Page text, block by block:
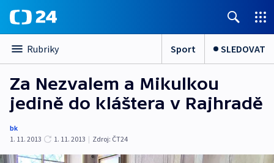
Rubriky Sport SLEDOVAT
Za Nezvalem a Mikulkou
jedině do kláštera v Rajhradě
bk
1. 11. 2013
1. 11. 2013 | Zdroj: ČT24